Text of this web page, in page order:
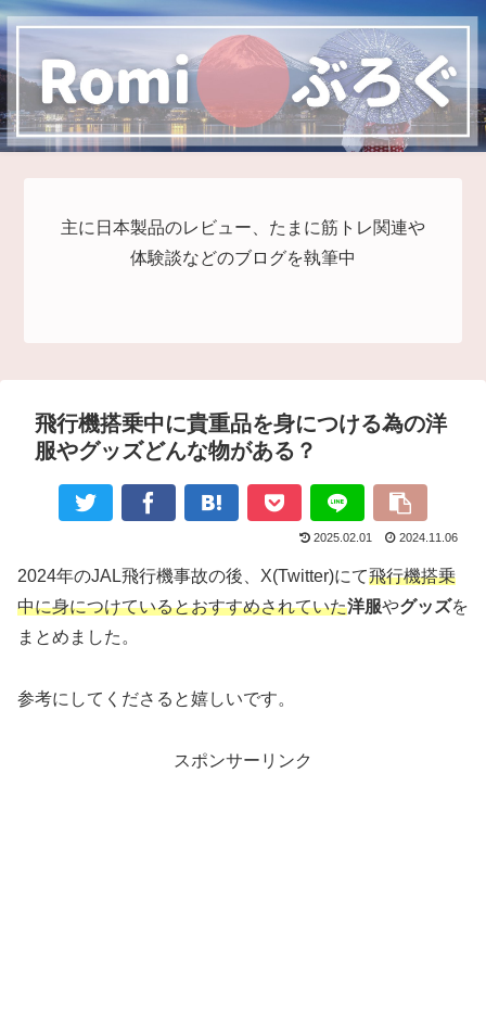
主に日本製品のレビュー、たまに筋トレ関連や
体験談などのブログを執筆中
飛行機搭乗中に貴重品を身につける為の洋
服やグッズどんな物がある？
2025.02.01 2024.11.06
2024年のJAL飛行機事故の後、X(Twitter)にて飛行機搭乗
中に身につけているとおすすめされていた洋服やグッズを
まとめました。
参考にしてくださると嬉しいです。
スポンサーリンク